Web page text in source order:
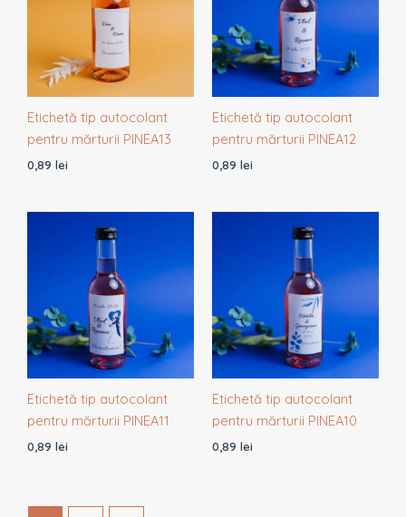
Etichetă tip autocolant
pentru mărturii PINEA13
0,89 lei
Etichetă tip autocolant
pentru mărturii PINEA12
0,89 lei
Etichetă tip autocolant
pentru mărturii PINEA11
0,89 lei
Etichetă tip autocolant
pentru mărturii PINEA10
0,89 lei